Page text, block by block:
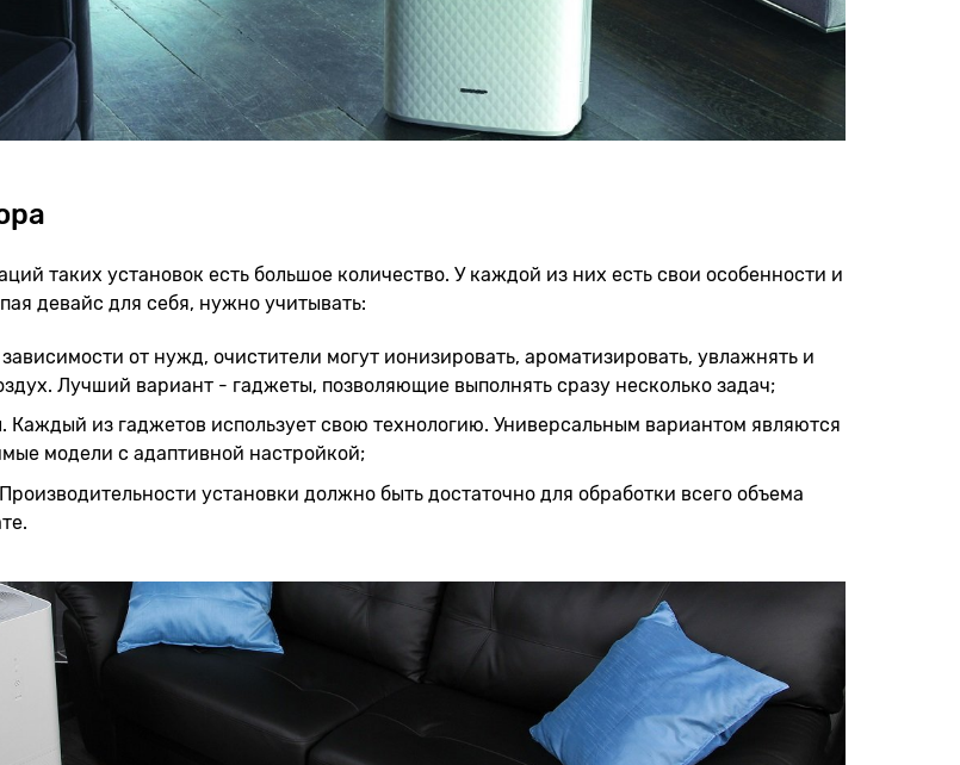
таких установок есть большое количество. У каждой из них есть свои особенности и
девайс для себя, нужно учитывать:
от нужд, очистители могут ионизировать, ароматизировать, увлажнять и
Лучший вариант - гаджеты, позволяющие выполнять сразу несколько задач;
Каждый из гаджетов использует свою технологию. Универсальным вариантом являются
модели с адаптивной настройкой;
установки должно быть достаточно для обработки всего объема